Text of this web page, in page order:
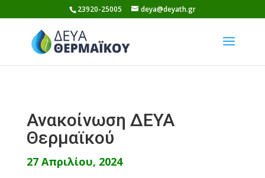
to
content
23920-25005 deya@deyath.gr
Ανακοίνωση ΔΕΥΑ
Θερμαϊκού
27 Απριλίου, 2024